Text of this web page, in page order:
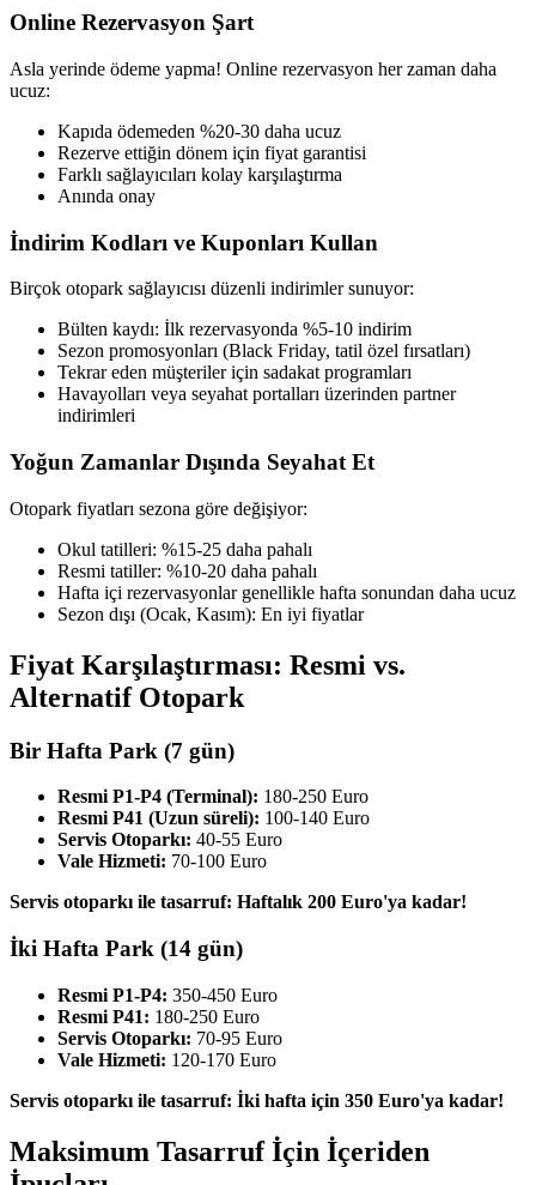
Online Rezervasyon Şart
Asla yerinde ödeme yapma! Online rezervasyon her zaman daha
ucuz:
Kapıda ödemeden %20-30 daha ucuz
Rezerve ettiğin dönem için fiyat garantisi
Farklı sağlayıcıları kolay karşılaştırma
Anında onay
İndirim Kodları ve Kuponları Kullan
Birçok otopark sağlayıcısı düzenli indirimler sunuyor:
Bülten kaydı: İlk rezervasyonda %5-10 indirim
Sezon promosyonları (Black Friday, tatil özel fırsatları)
Tekrar eden müşteriler için sadakat programları
Havayolları veya seyahat portalları üzerinden partner
indirimleri
Yoğun Zamanlar Dışında Seyahat Et
Otopark fiyatları sezona göre değişiyor:
Okul tatilleri: %15-25 daha pahalı
Resmi tatiller: %10-20 daha pahalı
Hafta içi rezervasyonlar genellikle hafta sonundan daha ucuz
Sezon dışı (Ocak, Kasım): En iyi fiyatlar
Fiyat Karşılaştırması: Resmi vs.
Alternatif Otopark
Bir Hafta Park (7 gün)
Resmi P1-P4 (Terminal): 180-250 Euro
Resmi P41 (Uzun süreli): 100-140 Euro
Servis Otoparkı: 40-55 Euro
Vale Hizmeti: 70-100 Euro
Servis otoparkı ile tasarruf: Haftalık 200 Euro'ya kadar!
İki Hafta Park (14 gün)
Resmi P1-P4: 350-450 Euro
Resmi P41: 180-250 Euro
Servis Otoparkı: 70-95 Euro
Vale Hizmeti: 120-170 Euro
Servis otoparkı ile tasarruf: İki hafta için 350 Euro'ya kadar!
Maksimum Tasarruf İçin İçeriden